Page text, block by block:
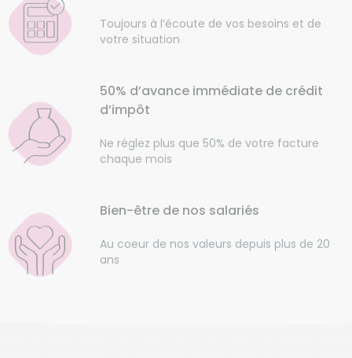
Toujours à l’écoute de vos besoins et de
votre situation
50% d’avance immédiate de crédit
d’impôt
Ne réglez plus que 50% de votre facture
chaque mois
Bien-être de nos salariés
Au coeur de nos valeurs depuis plus de 20
ans